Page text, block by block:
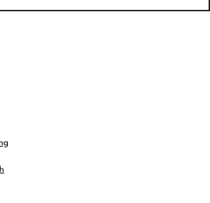
zum Aufstehen oder Liegenbleiben